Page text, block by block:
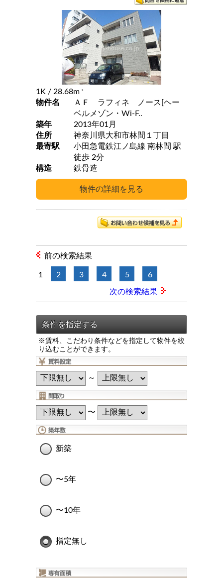
1K / 28.68m 2
物件名
ＡＦ ラフィネ ノース[ヘー
ベルメゾン・Wi-F..
築年
2013年01月
住所
神奈川県大和市林間１丁目
最寄駅
小田急電鉄江ノ島線 南林間 駅
徒歩 2分
構造
鉄骨造
前の検索結果
1 2 3 4 5 6
次の検索結果
※賃料、こだわり条件などを指定して物件を絞
り込むことができます。
～
〜
新築
〜5年
〜10年
指定無し